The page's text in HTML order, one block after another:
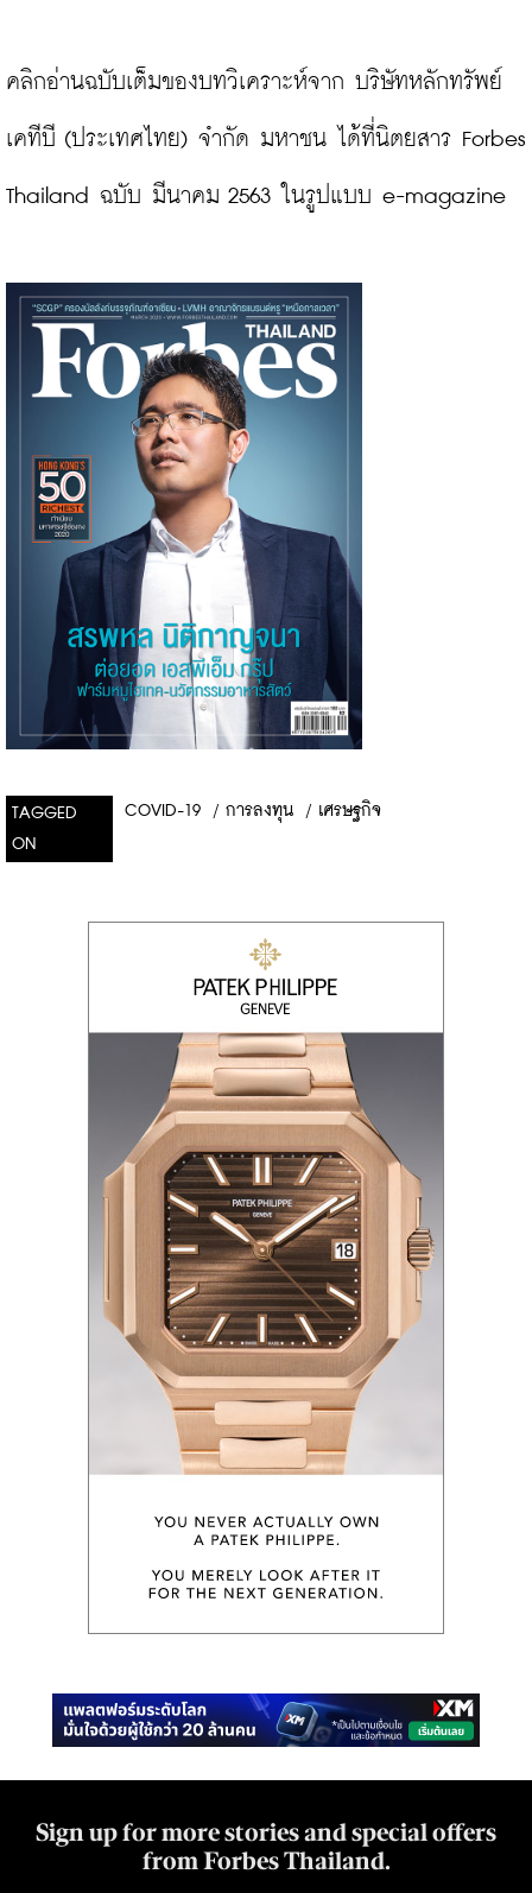
คลิกอ่านฉบับเต็มของบทวิเคราะห์จาก บริษัทหลักทรัพย์
เคทีบี (ประเทศไทย) จำกัด มหาชน ได้ที่นิตยสาร Forbes
Thailand ฉบับ มีนาคม 2563 ในรูปแบบ e-magazine
TAGGED
ON
COVID-19 / การลงทุน / เศรษฐกิจ
Sign up for more stories and special offers
from Forbes Thailand.